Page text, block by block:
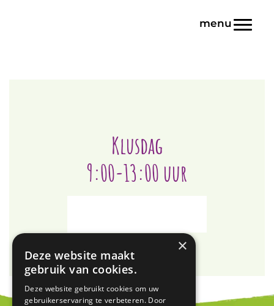
Klusdag
9:00-13:00 uur
×
Deze website maakt
gebruik van cookies.
Deze website gebruikt cookies om uw
gebruikerservaring te verbeteren. Door